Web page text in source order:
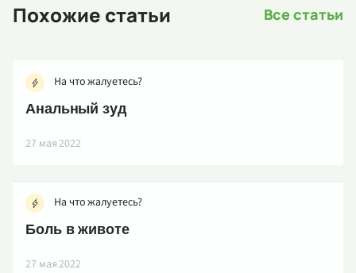
Похожие статьи Все статьи
На что жалуетесь?
Анальный зуд
27 мая 2022
На что жалуетесь?
Боль в животе
27 мая 2022